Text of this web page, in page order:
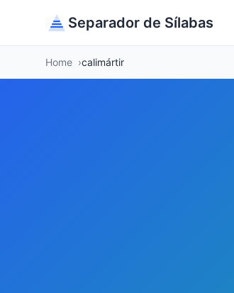
Separador de Sílabas
Home calimártir